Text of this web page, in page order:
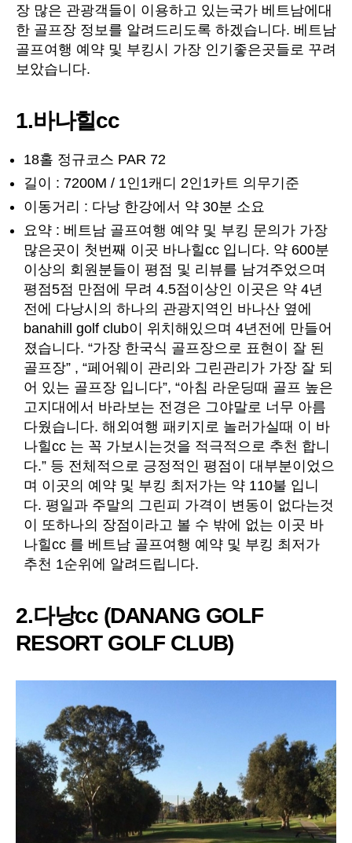
장 많은 관광객들이 이용하고 있는국가 베트남에대
한 골프장 정보를 알려드리도록 하겠습니다. 베트남
골프여행 예약 및 부킹시 가장 인기좋은곳들로 꾸려
보았습니다.
1.바나힐cc
18홀 정규코스 PAR 72
길이 : 7200M / 1인1캐디 2인1카트 의무기준
이동거리 : 다낭 한강에서 약 30분 소요
요약 : 베트남 골프여행 예약 및 부킹 문의가 가장
많은곳이 첫번째 이곳 바나힐cc 입니다. 약 600분
이상의 회원분들이 평점 및 리뷰를 남겨주었으며
평점5점 만점에 무려 4.5점이상인 이곳은 약 4년
전에 다낭시의 하나의 관광지역인 바나산 옆에
banahill golf club이 위치해있으며 4년전에 만들어
졌습니다. “가장 한국식 골프장으로 표현이 잘 된
골프장” , “페어웨이 관리와 그린관리가 가장 잘 되
어 있는 골프장 입니다”, “아침 라운딩때 골프 높은
고지대에서 바라보는 전경은 그야말로 너무 아름
다웠습니다. 해외여행 패키지로 놀러가실때 이 바
나힐cc 는 꼭 가보시는것을 적극적으로 추천 합니
다.” 등 전체적으로 긍정적인 평점이 대부분이었으
며 이곳의 예약 및 부킹 최저가는 약 110불 입니
다. 평일과 주말의 그린피 가격이 변동이 없다는것
이 또하나의 장점이라고 볼 수 밖에 없는 이곳 바
나힐cc 를 베트남 골프여행 예약 및 부킹 최저가
추천 1순위에 알려드립니다.
2.다낭cc (DANANG GOLF
RESORT GOLF CLUB)